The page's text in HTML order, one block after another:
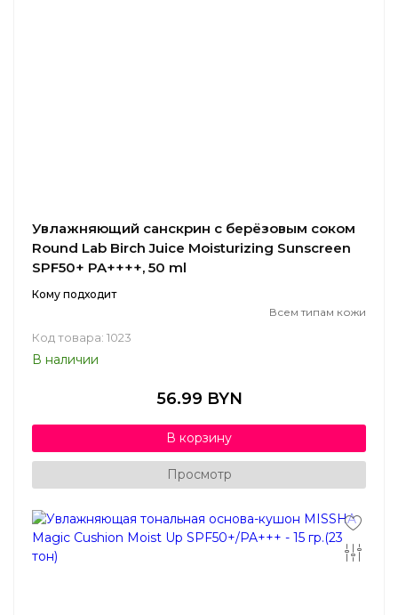
Увлажняющий санскрин с берёзовым соком
Round Lab Birch Juice Moisturizing Sunscreen
SPF50+ PA++++, 50 ml
Кому подходит
Всем типам кожи
Код товара: 1023
В наличии
56.99 BYN
В корзину
Просмотр